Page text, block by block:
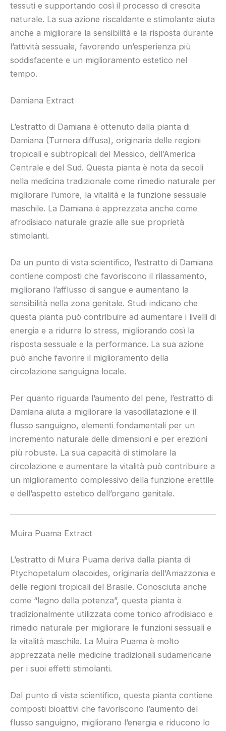
tessuti e supportando così il processo di crescita
naturale. La sua azione riscaldante e stimolante aiuta
anche a migliorare la sensibilità e la risposta durante
l’attività sessuale, favorendo un’esperienza più
soddisfacente e un miglioramento estetico nel
tempo.
Damiana Extract
L’estratto di Damiana è ottenuto dalla pianta di
Damiana (Turnera diffusa), originaria delle regioni
tropicali e subtropicali del Messico, dell’America
Centrale e del Sud. Questa pianta è nota da secoli
nella medicina tradizionale come rimedio naturale per
migliorare l’umore, la vitalità e la funzione sessuale
maschile. La Damiana è apprezzata anche come
afrodisiaco naturale grazie alle sue proprietà
stimolanti.
Da un punto di vista scientifico, l’estratto di Damiana
contiene composti che favoriscono il rilassamento,
migliorano l’afflusso di sangue e aumentano la
sensibilità nella zona genitale. Studi indicano che
questa pianta può contribuire ad aumentare i livelli di
energia e a ridurre lo stress, migliorando così la
risposta sessuale e la performance. La sua azione
può anche favorire il miglioramento della
circolazione sanguigna locale.
Per quanto riguarda l’aumento del pene, l’estratto di
Damiana aiuta a migliorare la vasodilatazione e il
flusso sanguigno, elementi fondamentali per un
incremento naturale delle dimensioni e per erezioni
più robuste. La sua capacità di stimolare la
circolazione e aumentare la vitalità può contribuire a
un miglioramento complessivo della funzione erettile
e dell’aspetto estetico dell’organo genitale.
Muira Puama Extract
L’estratto di Muira Puama deriva dalla pianta di
Ptychopetalum olacoides, originaria dell’Amazzonia e
delle regioni tropicali del Brasile. Conosciuta anche
come “legno della potenza”, questa pianta è
tradizionalmente utilizzata come tonico afrodisiaco e
rimedio naturale per migliorare le funzioni sessuali e
la vitalità maschile. La Muira Puama è molto
apprezzata nelle medicine tradizionali sudamericane
per i suoi effetti stimolanti.
Dal punto di vista scientifico, questa pianta contiene
composti bioattivi che favoriscono l’aumento del
flusso sanguigno, migliorano l’energia e riducono lo